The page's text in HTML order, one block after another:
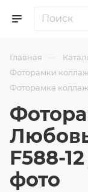
Главная —
Фоторамки
Фоторамка коллаж
F588-
фото